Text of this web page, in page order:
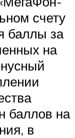
счету
баллы за
на
баллов на
в